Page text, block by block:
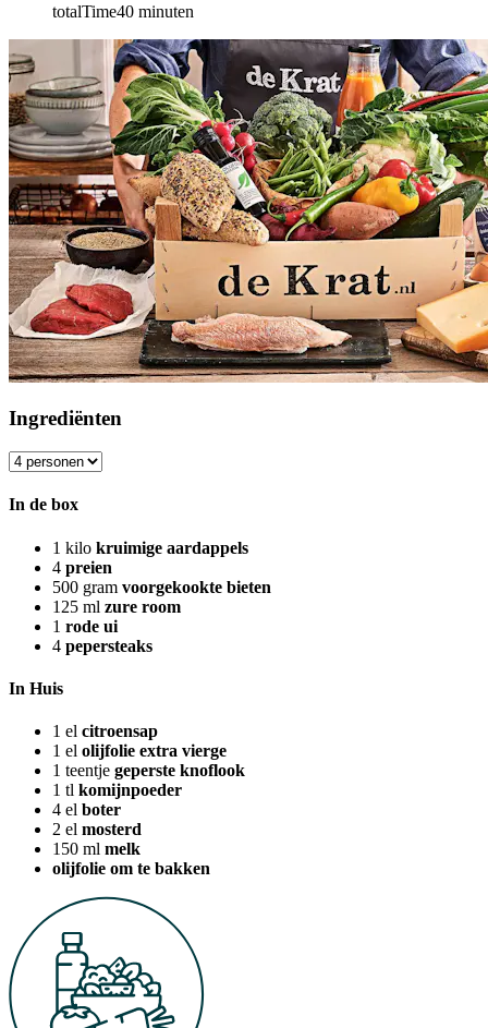
totalTime40 minuten
Ingrediënten
In de box
1 kilo kruimige aardappels
4 preien
500 gram voorgekookte bieten
125 ml zure room
1 rode ui
4 pepersteaks
In Huis
1 el citroensap
1 el olijfolie extra vierge
1 teentje geperste knoflook
1 tl komijnpoeder
4 el boter
2 el mosterd
150 ml melk
olijfolie om te bakken